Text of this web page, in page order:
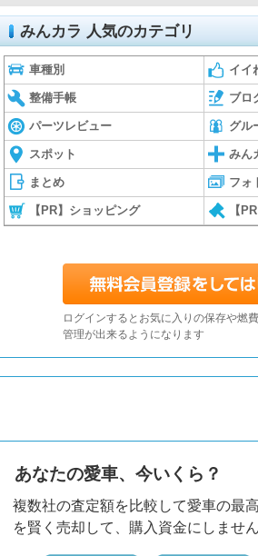
みんカラ 人気のカテゴリ
車種別 イイ
整備手帳 ブロ
パーツレビュー グル
スポット みん
まとめ フォ
【PR】ショッピング 【
ログインするとお気に入りの保存や燃
管理が出来るようになります
あなたの愛車、今いくら？
複数社の査定額を比較して愛車の最
を賢く売却して、購入資金にしませ